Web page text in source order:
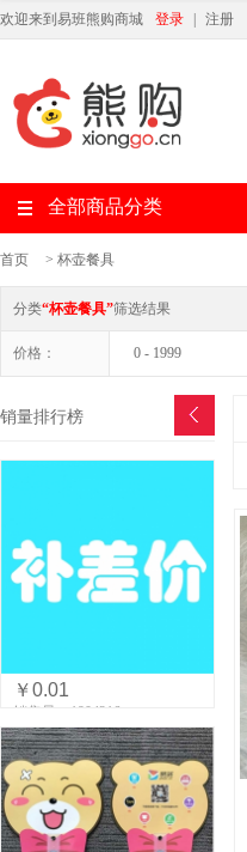
欢迎来到易班熊购商城 登录 注册
全部商品分类
首页 > 杯壶餐具
分类“杯壶餐具”筛选结果
价格： 0 - 1999
销量排行榜
￥0.01
销售量：1904216